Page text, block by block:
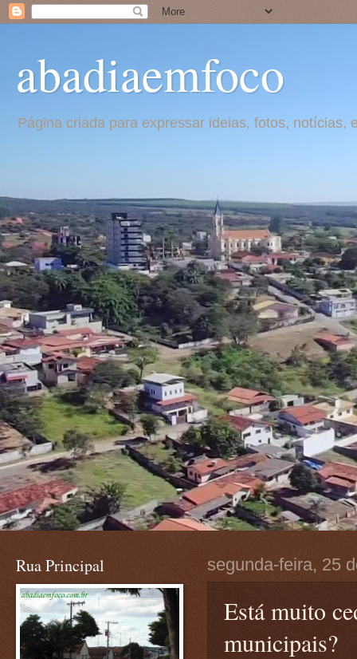
abadiaemfoco
Página criada para expressar ideias, fotos,
segunda-feira, 25
Está muito
municipais?
Rua Principal